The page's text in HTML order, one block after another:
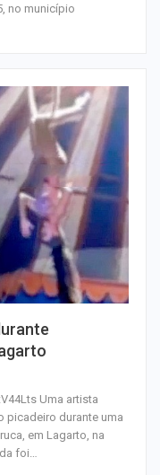
no município
Uma artista
picadeiro durante uma
em Lagarto, na
foi…